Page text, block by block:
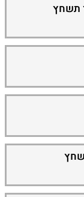
תשחץ